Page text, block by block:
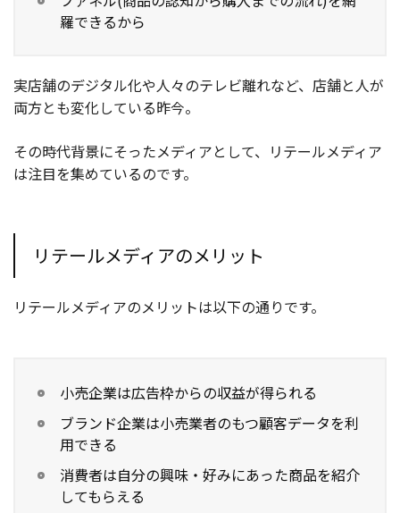
羅できるから
実店舗のデジタル化や人々のテレビ離れなど、店舗と人が
両方とも変化している昨今。
その時代背景にそったメディアとして、リテールメディア
は注目を集めているのです。
リテールメディアのメリット
リテールメディアのメリットは以下の通りです。
小売企業は広告枠からの収益が得られる
ブランド企業は小売業者のもつ顧客データを利
用できる
消費者は自分の興味・好みにあった商品を紹介
してもらえる